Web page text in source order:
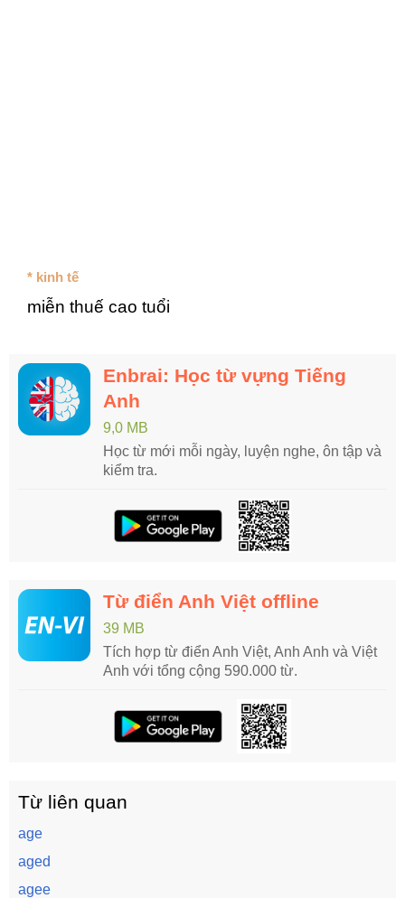
* kinh tế
miễn thuế cao tuổi
Enbrai: Học từ vựng Tiếng
Anh
9,0 MB
Học từ mới mỗi ngày, luyện nghe, ôn tập và
kiểm tra.
Từ điển Anh Việt offline
39 MB
Tích hợp từ điển Anh Việt, Anh Anh và Việt
Anh với tổng cộng 590.000 từ.
Từ liên quan
age
aged
agee